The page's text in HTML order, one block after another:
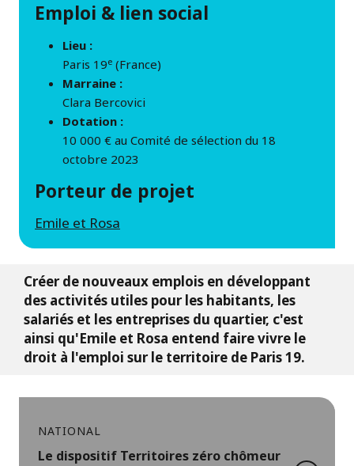
Emploi & lien social
Lieu :
Paris 19e (France)
Marraine :
Clara Bercovici
Dotation :
10 000 € au Comité de sélection du 18
octobre 2023
Porteur de projet
Emile et Rosa
Créer de nouveaux emplois en développant
des activités utiles pour les habitants, les
salariés et les entreprises du quartier, c'est
ainsi qu'Emile et Rosa entend faire vivre le
droit à l'emploi sur le territoire de Paris 19.
NATIONAL
Le dispositif Territoires zéro chômeur